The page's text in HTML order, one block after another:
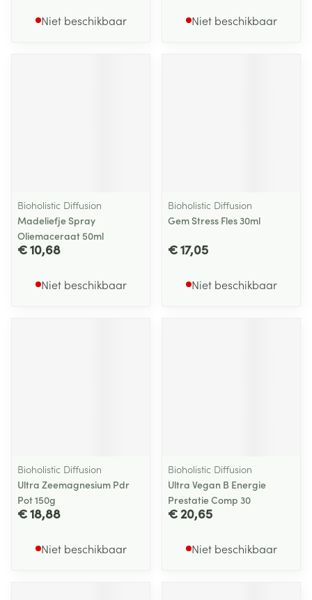
Niet beschikbaar Niet beschikbaar
Bioholistic Diffusion
Madeliefje Spray
Oliemaceraat 50ml
€ 10,68
Niet beschikbaar
Bioholistic Diffusion
Gem Stress Fles 30ml
€ 17,05
Niet beschikbaar
Bioholistic Diffusion
Ultra Zeemagnesium Pdr
Pot 150g
€ 18,88
Niet beschikbaar
Bioholistic Diffusion
Ultra Vegan B Energie
Prestatie Comp 30
€ 20,65
Niet beschikbaar